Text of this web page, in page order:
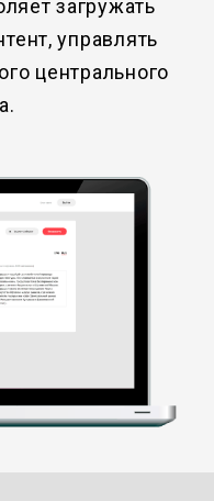
загружать
управлять
центрального